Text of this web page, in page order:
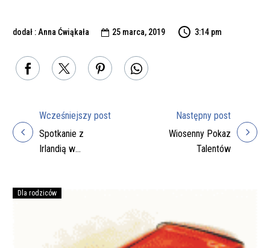
dodał : Anna Ćwiąkała  25 marca, 2019 3:14 pm
Nawigacja
wpisu
Wcześniejszy post
Spotkanie z
Irlandią w
Następny post
Wiosenny Pokaz
Talentów
rok
szkolny
Dla rodziców